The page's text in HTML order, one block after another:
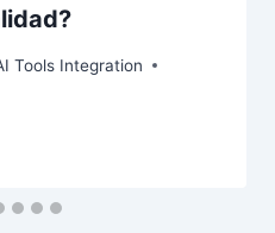
Tools Integration